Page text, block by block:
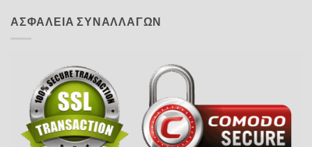
ΑΣΦΑΛΕΙΑ ΣΥΝΑΛΛΑΓΩΝ